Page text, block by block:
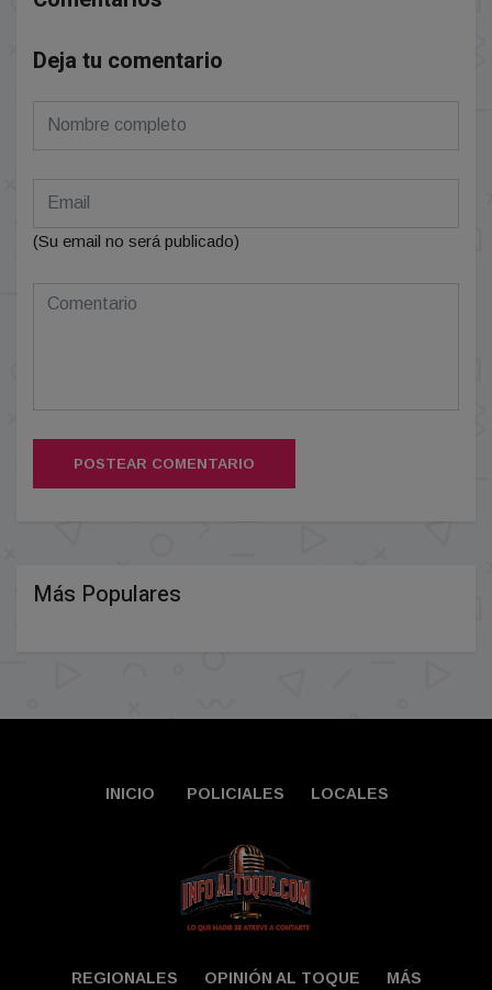
Deja tu comentario
(Su email no será publicado)
POSTEAR COMENTARIO
Más Populares
INICIO POLICIALES LOCALES
REGIONALES OPINIÓN AL TOQUE MÁS